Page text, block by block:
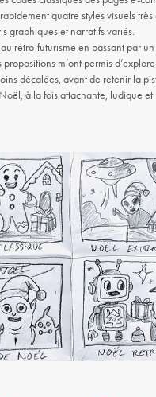
quatre styles visuels très
graphiques et narratifs variés.
rétro-futurisme en passant par
m’ont permis
décalées, avant de retenir la
à la fois attachante, ludique et